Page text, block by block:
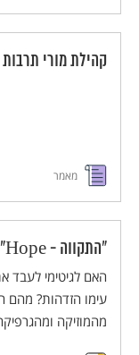
לחשיבה משותפת –
את הערך של שמירה
קהילת מורי
מאמר
"התקווה - Hope"
האם לגיטימי לעבד
עימו הזדהות? מהם
מהמוזיקה